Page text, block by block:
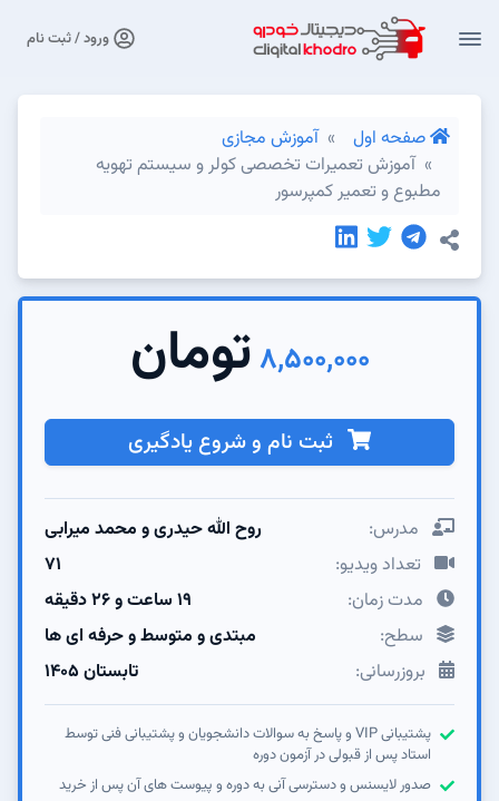
ورود / ثبت نام
صفحه اول
آموزش مجازی
آموزش تعمیرات تخصصی کولر و سیستم تهویه
مطبوع و تعمیر کمپرسور
8,500,000 تومان
ثبت نام و شروع یادگیری
مدرس:
روح الله حیدری و محمد میرابی
تعداد ویدیو:
71
مدت زمان:
19 ساعت و 26 دقیقه
سطح:
مبتدی و متوسط و حرفه ای ها
بروزرسانی:
تابستان ۱۴05
پشتیبانی VIP و پاسخ به سوالات دانشجویان و پشتیبانی فنی توسط
استاد پس از قبولی در آزمون دوره
صدور لایسنس و دسترسی آنی به دوره و پیوست های آن پس از خرید